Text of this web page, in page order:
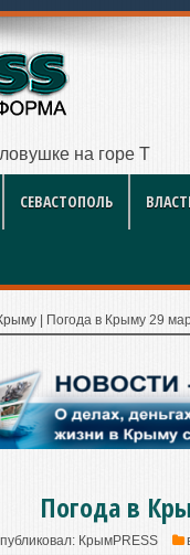
на горе
СЕВАСТОПОЛЬ
Погода в Крыму 29
Погода в
КрымPRESS